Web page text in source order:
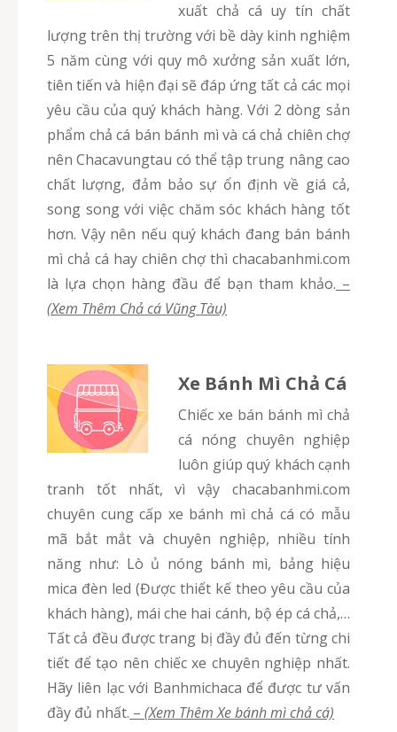
xuất chả cá uy tín chất
lượng trên thị trường với bề dày kinh nghiệm
5 năm cùng với quy mô xưởng sản xuất lớn,
tiên tiến và hiện đại sẽ đáp ứng tất cả các mọi
yêu cầu của quý khách hàng. Với 2 dòng sản
phẩm chả cá bán bánh mì và cá chả chiên chợ
nên Chacavungtau có thể tập trung nâng cao
chất lượng, đảm bảo sự ổn định về giá cả,
song song với việc chăm sóc khách hàng tốt
hơn. Vậy nên nếu quý khách đang bán bánh
mì chả cá hay chiên chợ thì chacabanhmi.com
là lựa chọn hàng đầu để bạn tham khảo. –
(Xem Thêm Chả cá Vũng Tàu)
Xe Bánh Mì Chả Cá
Chiếc xe bán bánh mì chả
cá nóng chuyên nghiệp
luôn giúp quý khách cạnh
tranh tốt nhất, vì vậy chacabanhmi.com
chuyên cung cấp xe bánh mì chả cá có mẫu
mã bắt mắt và chuyên nghiệp, nhiều tính
năng như: Lò ủ nóng bánh mì, bảng hiệu
mica đèn led (Được thiết kế theo yêu cầu của
khách hàng), mái che hai cánh, bộ ép cá chả,…
Tất cả đều được trang bị đầy đủ đến từng chi
tiết để tạo nên chiếc xe chuyên nghiệp nhất.
Hãy liên lạc với Banhmichaca để được tư vấn
đầy đủ nhất. – (Xem Thêm Xe bánh mì chả cá)